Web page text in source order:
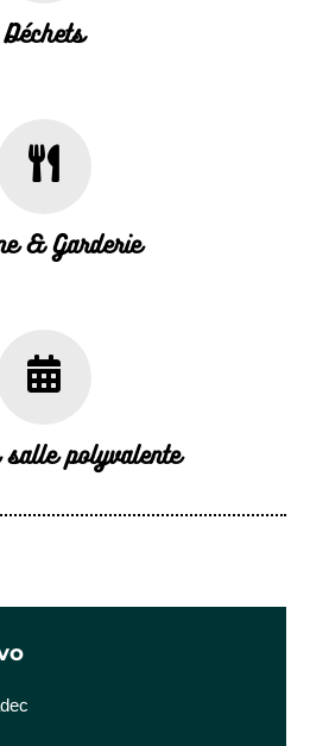
Déchets
& Garderie
polyvalente